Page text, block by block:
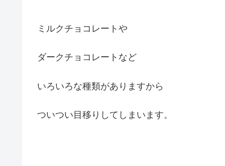
ミルクチョコレートや
ダークチョコレートなど
いろいろな種類がありますから
ついつい目移りしてしまいます。